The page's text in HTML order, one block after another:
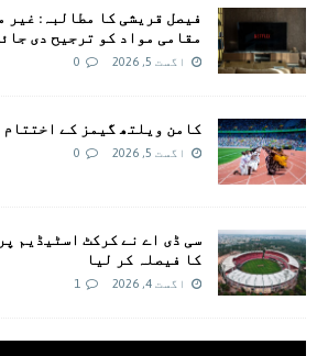
فیصل قریشی کا مطالبہ: غیر
مقامی مواد کو ترجیح دی
اگست 5, 2026 0
کامن ویلتھ گیمز کے اختتام
اگست 5, 2026 0
سی ڈی اے نے کرکٹ اسٹیڈیم
کا فیصلہ کر لیا
اگست 4, 2026 1